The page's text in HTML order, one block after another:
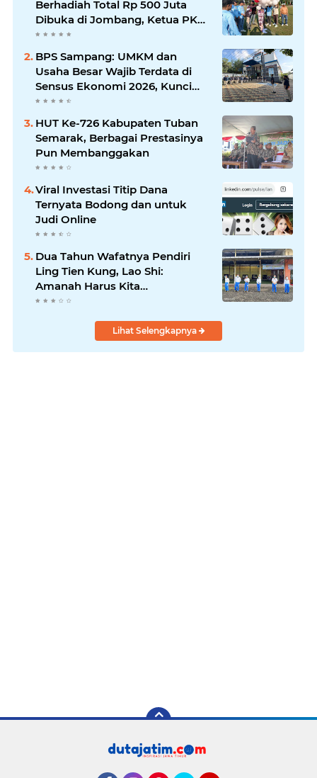
Berhadiah Total Rp 500 Juta
Dibuka di Jombang, Ketua PKDI
Jatim Syaifullah Mahdi: Ajang
Komunikasi Antar-Kades untuk
Memajukan Desa
BPS Sampang: UMKM dan
Usaha Besar Wajib Terdata di
Sensus Ekonomi 2026, Kunci
Kebijakan Tepat Sasaran
HUT Ke-726 Kabupaten Tuban
Semarak, Berbagai Prestasinya
Pun Membanggakan
Viral Investasi Titip Dana
Ternyata Bodong dan untuk
Judi Online
Dua Tahun Wafatnya Pendiri
Ling Tien Kung, Lao Shi:
Amanah Harus Kita
Laksanakan!
Lihat Selengkapnya